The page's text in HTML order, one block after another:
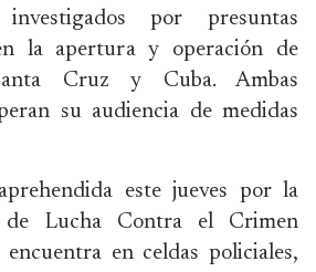
por presuntas
la apertura y operación de
Cruz y Cuba. Ambas
su audiencia de medidas
este jueves por la
de Lucha Contra el Crimen
en celdas policiales,